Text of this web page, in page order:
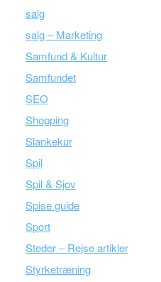
salg
salg – Marketing
Samfund & Kultur
Samfundet
SEO
Shopping
Slankekur
Spil
Spil & Sjov
Spise guide
Sport
Steder – Rejse artikler
Styrketræning